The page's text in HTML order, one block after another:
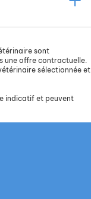
sont
une offre contractuelle.
sélectionnée et
indicatif et peuvent